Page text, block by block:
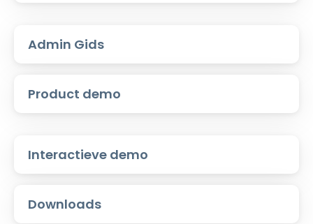
Admin Gids
Product demo
Interactieve demo
Downloads